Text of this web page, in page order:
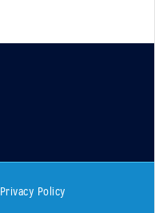
Privacy Policy